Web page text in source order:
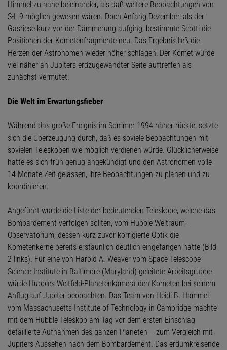
Himmel zu nahe beieinander, als daß weitere Beobachtungen von
S-L 9 möglich gewesen wären. Doch Anfang Dezember, als der
Gasriese kurz vor der Dämmerung aufging, bestimmte Scotti die
Positionen der Kometenfragmente neu. Das Ergebnis ließ die
Herzen der Astronomen wieder höher schlagen: Der Komet würde
viel näher an Jupiters erdzugewandter Seite auftreffen als
zunächst vermutet.
Die Welt im Erwartungsfieber
Während das große Ereignis im Sommer 1994 näher rückte, setzte
sich die Überzeugung durch, daß es soviele Beobachtungen mit
sovielen Teleskopen wie möglich verdienen würde. Glücklicherweise
hatte es sich früh genug angekündigt und den Astronomen volle
14 Monate Zeit gelassen, ihre Beobachtungen zu planen und zu
koordinieren.
Angeführt wurde die Liste der bedeutenden Teleskope, welche das
Bombardement verfolgen sollten, vom Hubble-Weltraum-
Observatorium, dessen kurz zuvor korrigierte Optik die
Kometenkerne bereits erstaunlich deutlich eingefangen hatte (Bild
2 links). Für eine von Harold A. Weaver vom Space Telescope
Science Institute in Baltimore (Maryland) geleitete Arbeitsgruppe
würde Hubbles Weitfeld-Planetenkamera den Kometen bei seinem
Anflug auf Jupiter beobachten. Das Team von Heidi B. Hammel
vom Massachusetts Institute of Technology in Cambridge machte
mit dem Hubble-Teleskop am Tag vor dem ersten Einschlag
detaillierte Aufnahmen des ganzen Planeten – zum Vergleich mit
Jupiters Aussehen nach dem Bombardement. Das erdumkreisende